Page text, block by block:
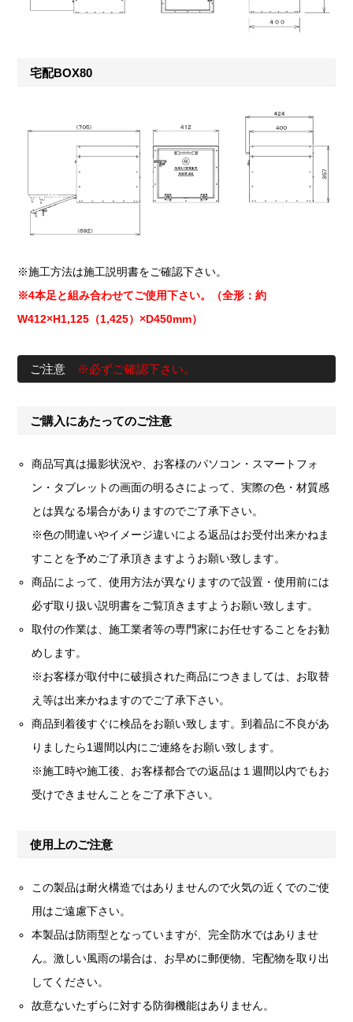
宅配BOX80
※施工方法は施工説明書をご確認下さい。
※4本足と組み合わせてご使用下さい。（全形：約
W412×H1,125（1,425）×D450mm）
ご注意 ※必ずご確認下さい。
ご購入にあたってのご注意
商品写真は撮影状況や、お客様のパソコン・スマートフォ
ン・タブレットの画面の明るさによって、実際の色・材質感
とは異なる場合がありますのでご了承下さい。
※色の間違いやイメージ違いによる返品はお受付出来かねま
すことを予めご了承頂きますようお願い致します。
商品によって、使用方法が異なりますので設置・使用前には
必ず取り扱い説明書をご覧頂きますようお願い致します。
取付の作業は、施工業者等の専門家にお任せすることをお勧
めします。
※お客様が取付中に破損された商品につきましては、お取替
え等は出来かねますのでご了承下さい。
商品到着後すぐに検品をお願い致します。到着品に不良があ
りましたら1週間以内にご連絡をお願い致します。
※施工時や施工後、お客様都合での返品は１週間以内でもお
受けできませんことをご了承下さい。
使用上のご注意
この製品は耐火構造ではありませんので火気の近くでのご使
用はご遠慮下さい。
本製品は防雨型となっていますが、完全防水ではありませ
ん。激しい風雨の場合は、お早めに郵便物、宅配物を取り出
してください。
故意ないたずらに対する防御機能はありません。